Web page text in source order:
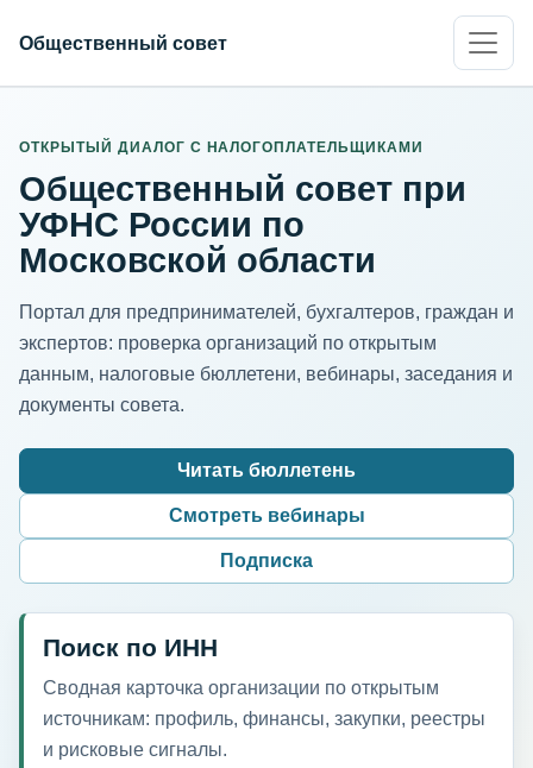
Общественный совет
ОТКРЫТЫЙ ДИАЛОГ С НАЛОГОПЛАТЕЛЬЩИКАМИ
Общественный совет при
УФНС России по
Московской области
Портал для предпринимателей, бухгалтеров, граждан и
экспертов: проверка организаций по открытым
данным, налоговые бюллетени, вебинары, заседания и
документы совета.
Читать бюллетень
Смотреть вебинары
Подписка
Поиск по ИНН
Сводная карточка организации по открытым
источникам: профиль, финансы, закупки, реестры
и рисковые сигналы.
ИНН организации
Адрес для нормализации